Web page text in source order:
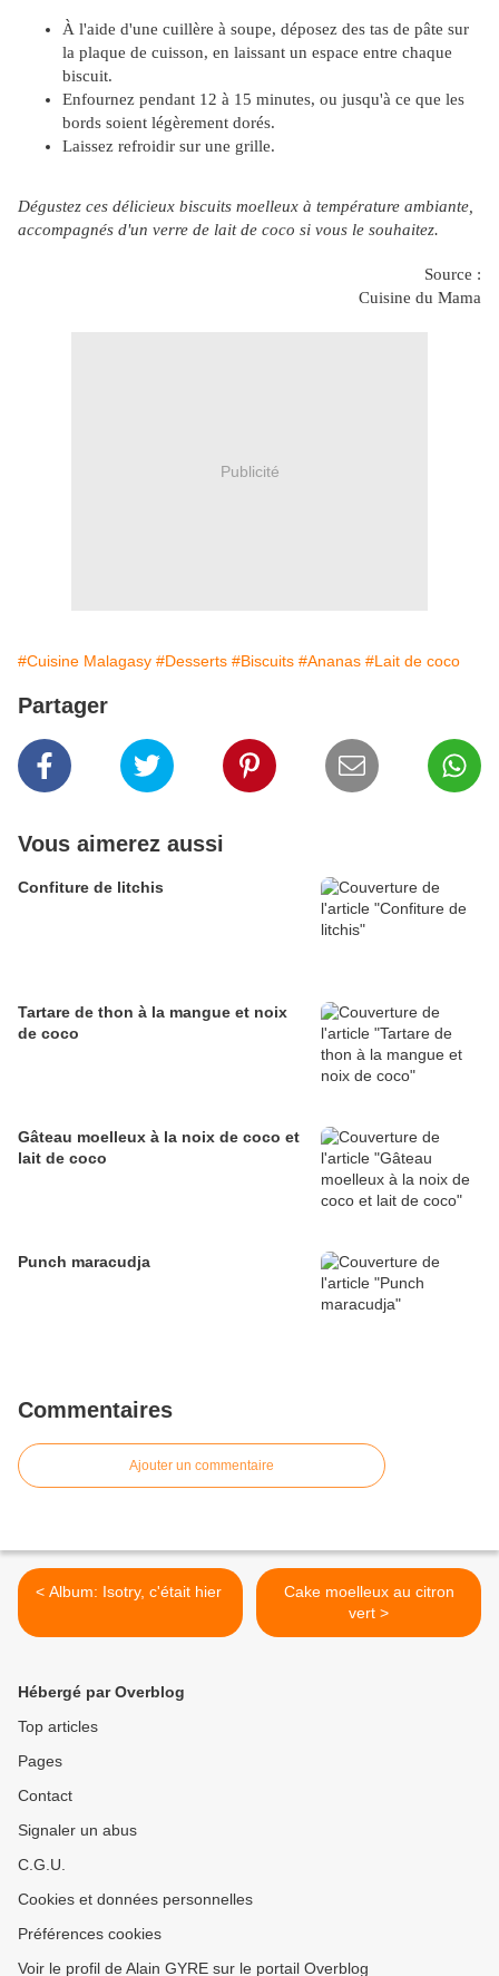
À l'aide d'une cuillère à soupe, déposez des tas de pâte sur
la plaque de cuisson, en laissant un espace entre chaque
biscuit.
Enfournez pendant 12 à 15 minutes, ou jusqu'à ce que les
bords soient légèrement dorés.
Laissez refroidir sur une grille.
Dégustez ces délicieux biscuits moelleux à température ambiante,
accompagnés d'un verre de lait de coco si vous le souhaitez.
Source :
Cuisine du Mama
Publicité
#Cuisine Malagasy #Desserts #Biscuits #Ananas #Lait de coco
Partager
Vous aimerez aussi
Confiture de litchis
Tartare de thon à la mangue et noix
de coco
Gâteau moelleux à la noix de coco et
lait de coco
Punch maracudja
Commentaires
Ajouter un commentaire
< Album: Isotry, c'était hier
Cake moelleux au citron
vert >
Hébergé par Overblog
Top articles
Pages
Contact
Signaler un abus
C.G.U.
Cookies et données personnelles
Préférences cookies
Voir le profil de Alain GYRE sur le portail Overblog